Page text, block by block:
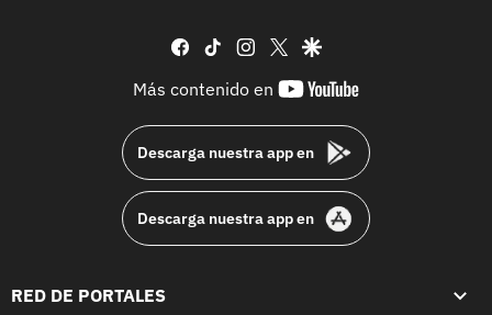
facebook
tiktok instagram
twittergoogle
Más contenido en
youtube-
Descarga nuestra app en
Descarga nuestra app en
RED DE PORTALES